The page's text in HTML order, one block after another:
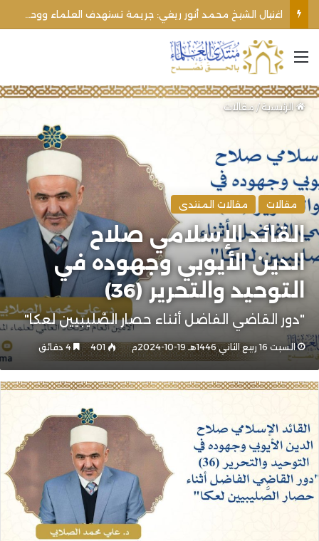
الأوقاف الفلسطينية تنفي صحة تعميم يمنع رفع الأذان عبر السماعات الخارجية للمساجد القريبة من المستوطنات
القائمة
الرئيسية/مقالات
مقالات مقالات المنتدى
القائد الإسلامي صلاح
الدين الأيوبي وجهوده في
التوحيد والتحرير (36)
"دور القاضي الفاضل أثناء حصار الصَّليبيين لعكا"
السبت 16 ربيع الثاني 1446هـ 19-10-2024م 401 4 دقائق